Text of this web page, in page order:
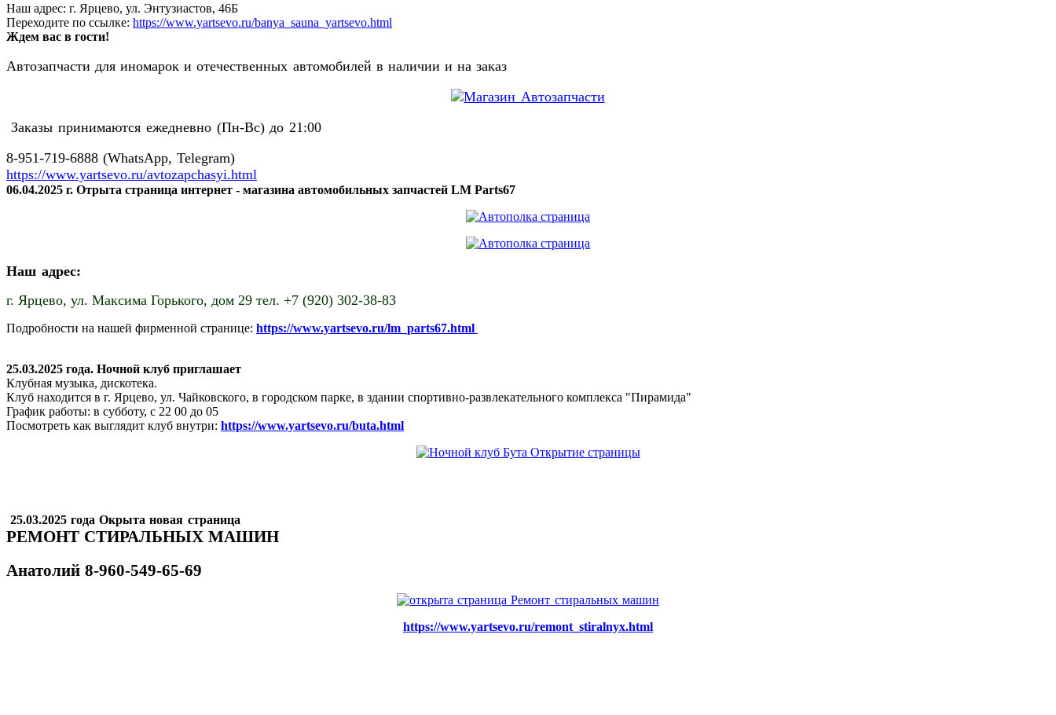
Наш адрес: г. Ярцево, ул. Энтузиастов, 46Б
Переходите по ссылке: https://www.yartsevo.ru/banya_sauna_yartsevo.html
Ждем вас в гости!
Автозапчасти для иномарок и отечественных автомобилей в наличии и на заказ
Заказы принимаются ежедневно (Пн-Вс) до 21:00
8-951-719-6888 (WhatsApp, Telegram)
https://www.yartsevo.ru/avtozapchasyi.html
06.04.2025 г. Отрыта страница интернет - магазина автомобильных запчастей LM Parts67
Наш адрес:
г. Ярцево, ул. Максима Горького, дом 29 тел. +7 (920) 302-38-83
Подробности на нашей фирменной странице: https://www.yartsevo.ru/lm_parts67.html
25.03.2025 года. Ночной клуб приглашает
Клубная музыка, дискотека.
Клуб находится в г. Ярцево, ул. Чайковского, в городском парке, в здании спортивно-развлекательного комплекса "Пирамида"
График работы: в субботу, с 22 00 до 05
Посмотреть как выглядит клуб внутри: https://www.yartsevo.ru/buta.html
25.03.2025 года Окрыта новая страница
РЕМОНТ СТИРАЛЬНЫХ МАШИН
Анатолий 8-960-549-65-69
https://www.yartsevo.ru/remont_stiralnyx.html